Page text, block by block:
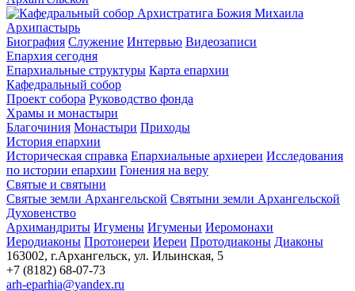
Архипастырь
Биография Служение Интервью Видеозаписи
Епархия сегодня
Епархиальные структуры Карта епархии
Кафедральный собор
Проект собора Руководство фонда
Храмы и монастыри
Благочиния Монастыри Приходы
История епархии
Историческая справка Епархиальные архиереи Исследования
по истории епархии Гонения на веру
Святые и святыни
Святые земли Архангельской Святыни земли Архангельской
Духовенство
Архимандриты Игумены Игуменьи Иеромонахи
Иеродиаконы Протоиереи Иереи Протодиаконы Диаконы
163002, г.Архангельск, ул. Ильинская, 5
+7 (8182) 68-07-73
arh-eparhia@yandex.ru